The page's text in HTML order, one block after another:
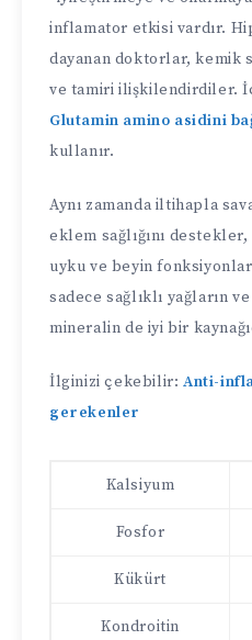
inflamator etkisi vardır.
dayanan doktorlar, kemik
ve tamiri ilişkilendirdiler.
Glutamin amino asidini
kullanır.
Aynı zamanda iltihapla
eklem sağlığını
uyku ve beyin
sadece sağlıklı yağların
mineralin de iyi bir
İlginizi çekebilir: Anti-
gerekenler
Kalsiyum
Fosfor
Kükürt
Kondroitin